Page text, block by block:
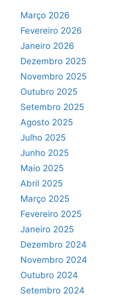
Março 2026
Fevereiro 2026
Janeiro 2026
Dezembro 2025
Novembro 2025
Outubro 2025
Setembro 2025
Agosto 2025
Julho 2025
Junho 2025
Maio 2025
Abril 2025
Março 2025
Fevereiro 2025
Janeiro 2025
Dezembro 2024
Novembro 2024
Outubro 2024
Setembro 2024